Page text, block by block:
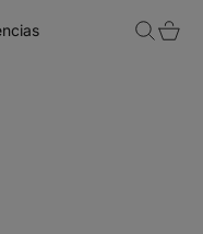
Search
Cart